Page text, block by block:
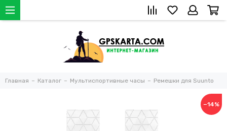
Главная Каталог Мультиспортивные часы Ремешки для Suunto
−14%